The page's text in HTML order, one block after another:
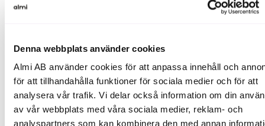
Denna webbplats använder cookies
Almi AB använder cookies för att anpassa innehåll och
för att tillhandahålla funktioner för sociala medier och för att
analysera vår trafik. Vi delar också information om din
av vår webbplats med våra sociala medier, reklam- och
analyspartners som kan kombinera den med annan
finansiering, rådgivning och nätverk vill vi bidra till att
fler får möjlighet att förverkliga sina idéer. Vi vet att
ett starkt näringsliv inte byggs av några få, utan av
alla de människor som vill och kan.
Låt oss fortsätta att skapa förutsättningar för att fler